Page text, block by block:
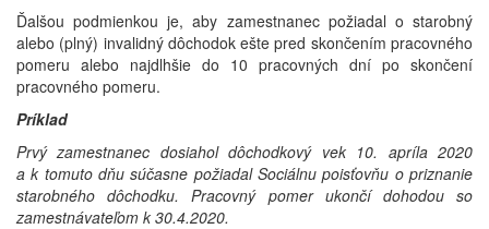
Ďalšou podmienkou je, aby zamestnanec požiadal o starobný
alebo (plný) invalidný dôchodok ešte pred skončením pracovného
pomeru alebo najdlhšie do 10 pracovných dní po skončení
pracovného pomeru.
Príklad
Prvý zamestnanec dosiahol dôchodkový vek 10. apríla 2020
a k tomuto dňu súčasne požiadal Sociálnu poisťovňu o priznanie
starobného dôchodku. Pracovný pomer ukončí dohodou so
zamestnávateľom k 30.4.2020.